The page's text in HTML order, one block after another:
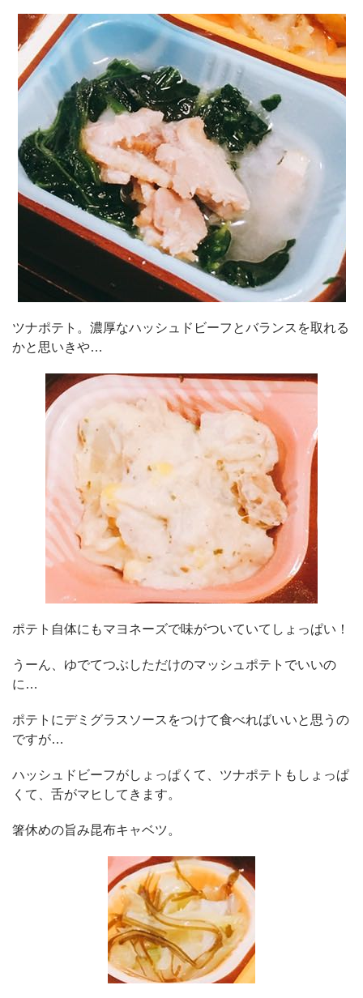
ツナポテト。濃厚なハッシュドビーフとバランスを取れる
かと思いきや…
ポテト自体にもマヨネーズで味がついていてしょっぱい！
うーん、ゆでてつぶしただけのマッシュポテトでいいの
に…
ポテトにデミグラスソースをつけて食べればいいと思うの
ですが…
ハッシュドビーフがしょっぱくて、ツナポテトもしょっぱ
くて、舌がマヒしてきます。
箸休めの旨み昆布キャベツ。